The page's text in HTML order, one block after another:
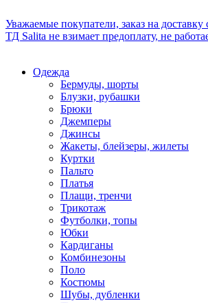
Уважаемые покупатели, заказ на
ТД Salita не взимает предоплату, не
Одежда
Бермуды, шорты
Блузки, рубашки
Брюки
Джемперы
Джинсы
Жакеты, блейзеры, жилеты
Куртки
Пальто
Платья
Плащи, тренчи
Трикотаж
Футболки, топы
Юбки
Кардиганы
Комбинезоны
Поло
Костюмы
Шубы, дубленки